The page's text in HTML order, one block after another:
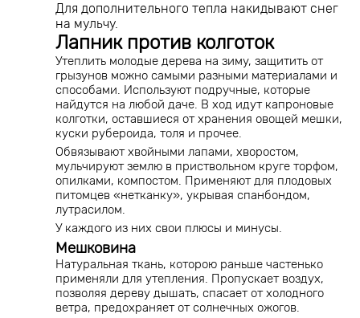
Для дополнительного тепла накидывают снег
на мульчу.
Лапник против колготок
Утеплить молодые дерева на зиму, защитить от
грызунов можно самыми разными материалами и
способами. Используют подручные, которые
найдутся на любой даче. В ход идут капроновые
колготки, оставшиеся от хранения овощей мешки,
куски рубероида, толя и прочее.
Обвязывают хвойными лапами, хворостом,
мульчируют землю в приствольном круге торфом,
опилками, компостом. Применяют для плодовых
питомцев «нетканку», укрывая спанбондом,
лутрасилом.
У каждого из них свои плюсы и минусы.
Мешковина
Натуральная ткань, которою раньше частенько
применяли для утепления. Пропускает воздух,
позволяя дереву дышать, спасает от холодного
ветра, предохраняет от солнечных ожогов.